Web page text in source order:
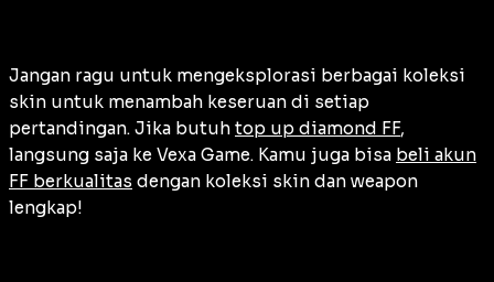
Jangan ragu untuk mengeksplorasi berbagai koleksi
skin untuk menambah keseruan di setiap
pertandingan. Jika butuh top up diamond FF,
langsung saja ke Vexa Game. Kamu juga bisa beli akun
FF berkualitas dengan koleksi skin dan weapon
lengkap!